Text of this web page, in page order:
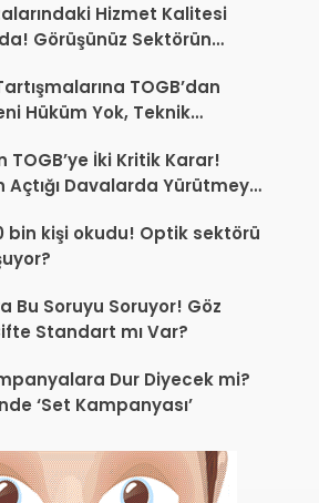
Hizmet Kalitesi
Görüşünüz Sektörün
TOGB’dan
Hüküm Yok, Teknik
TOGB’ye İki Kritik Karar!
Açtığı Davalarda Yürütmeyi
bin kişi okudu! Optik sektörü
Bu Soruyu Soruyor! Göz
Standart mı Var?
Dur Diyecek mi?
‘Set Kampanyası’